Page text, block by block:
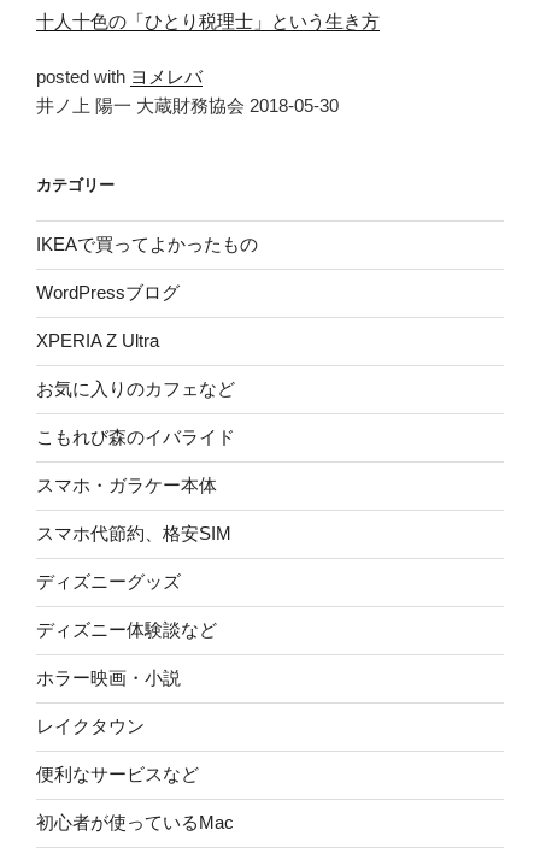
十人十色の「ひとり税理士」という生き方
posted with ヨメレバ
井ノ上 陽一 大蔵財務協会 2018-05-30
カテゴリー
IKEAで買ってよかったもの
WordPressブログ
XPERIA Z Ultra
お気に入りのカフェなど
こもれび森のイバライド
スマホ・ガラケー本体
スマホ代節約、格安SIM
ディズニーグッズ
ディズニー体験談など
ホラー映画・小説
レイクタウン
便利なサービスなど
初心者が使っているMac